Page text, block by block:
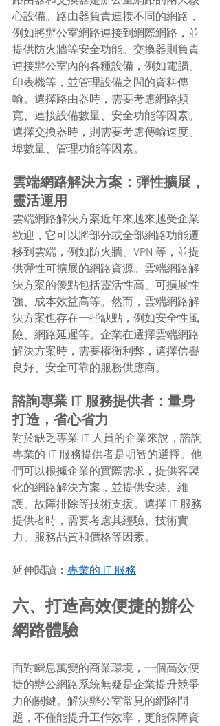
心設備。路由器負責連接不同的網路，
例如將辦公室網路連接到網際網路，並
提供防火牆等安全功能。交換器則負責
連接辦公室內的各種設備，例如電腦、
印表機等，並管理設備之間的資料傳
輸。選擇路由器時，需要考慮網路頻
寬、連接設備數量、安全功能等因素。
選擇交換器時，則需要考慮傳輸速度、
埠數量、管理功能等因素。
雲端網路解決方案：彈性擴展，
靈活運用
雲端網路解決方案近年來越來越受企業
歡迎，它可以將部分或全部網路功能遷
移到雲端，例如防火牆、VPN 等，並提
供彈性可擴展的網路資源。雲端網路解
決方案的優點包括靈活性高、可擴展性
強、成本效益高等。然而，雲端網路解
決方案也存在一些缺點，例如安全性風
險、網路延遲等。企業在選擇雲端網路
解決方案時，需要權衡利弊，選擇信譽
良好、安全可靠的服務供應商。
諮詢專業 IT 服務提供者：量身
打造，省心省力
對於缺乏專業 IT 人員的企業來說，諮詢
專業的 IT 服務提供者是明智的選擇。他
們可以根據企業的實際需求，提供客製
化的網路解決方案，並提供安裝、維
護、故障排除等技術支援。選擇 IT 服務
提供者時，需要考慮其經驗、技術實
力、服務品質和價格等因素。
延伸閱讀： 專業的 IT 服務
六、打造高效便捷的辦公
網路體驗
面對瞬息萬變的商業環境，一個高效便
捷的辦公網路系統無疑是企業提升競爭
力的關鍵。解決辦公室常見的網路問
題，不僅能提升工作效率，更能保障資